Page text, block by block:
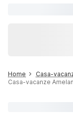
Home Casa-
Casa-vacanze